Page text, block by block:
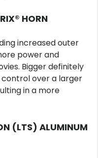
HORN
increased outer
power and
Bigger definitely
over a larger
in a more
(LTS) ALUMINUM